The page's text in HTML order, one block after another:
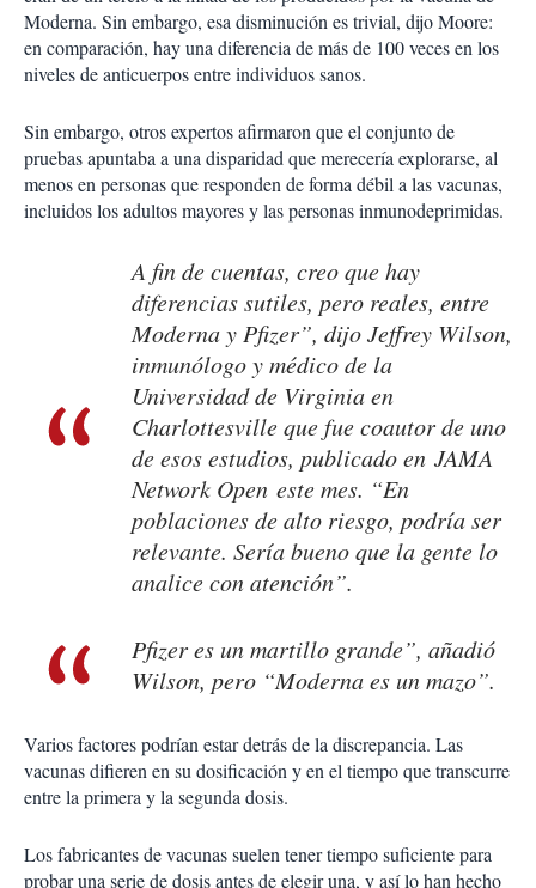
Moderna. Sin embargo, esa disminución es trivial, dijo Moore:
en comparación, hay una diferencia de más de 100 veces en los
niveles de anticuerpos entre individuos sanos.
Sin embargo, otros expertos afirmaron que el conjunto de
pruebas apuntaba a una disparidad que merecería explorarse, al
menos en personas que responden de forma débil a las vacunas,
incluidos los adultos mayores y las personas inmunodeprimidas.
A fin de cuentas, creo que hay
diferencias sutiles, pero reales, entre
Moderna y Pfizer”, dijo Jeffrey Wilson,
inmunólogo y médico de la
Universidad de Virginia en
Charlottesville que fue coautor de uno
de esos estudios, publicado en JAMA
Network Open este mes. “En
poblaciones de alto riesgo, podría ser
relevante. Sería bueno que la gente lo
analice con atención”.
Pfizer es un martillo grande”, añadió
Wilson, pero “Moderna es un mazo”.
Varios factores podrían estar detrás de la discrepancia. Las
vacunas difieren en su dosificación y en el tiempo que transcurre
entre la primera y la segunda dosis.
Los fabricantes de vacunas suelen tener tiempo suficiente para
probar una serie de dosis antes de elegir una, y así lo han hecho